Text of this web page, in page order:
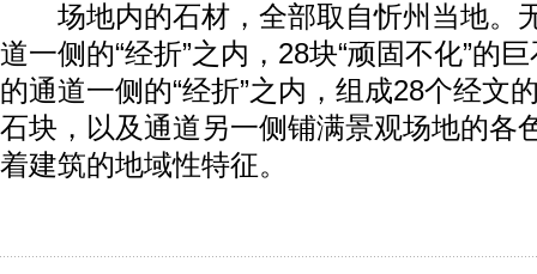
场地内的石材，全部取自忻州当地。
道一侧的“经折”之内，28块“顽固不化”的
的通道一侧的“经折”之内，组成28个经文
石块，以及通道另一侧铺满景观场地的各
着建筑的地域性特征。